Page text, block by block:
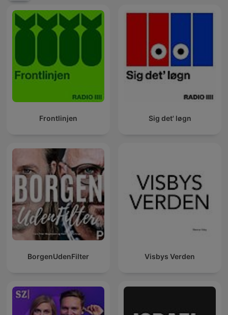
Frontlinjen Sig det' løgn
BorgenUdenFilter Visbys Verden